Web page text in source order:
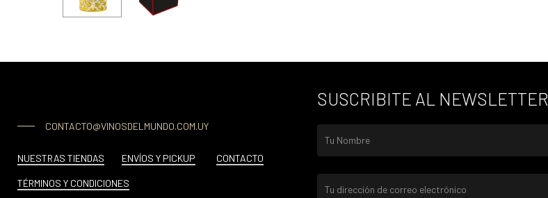
CONTACTO@VINOSDELMUNDO.COM.UY
NUESTRAS TIENDAS ENVÍOS Y PICKUP CONTACTO
TÉRMINOS Y CONDICIONES
SUSCRIBITE AL NEWSLETTER